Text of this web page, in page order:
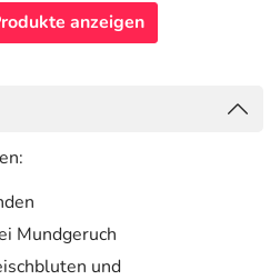
anzeigen
Mundgeruch
und